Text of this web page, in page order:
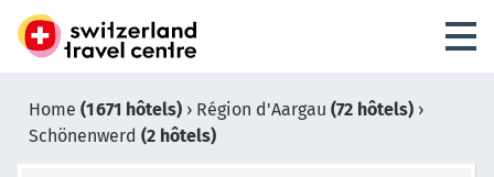
Home (1 671 hôtels) › Région d'Aargau (72 hôtels) ›
Schönenwerd (2 hôtels)